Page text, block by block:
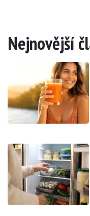
Nejnovější